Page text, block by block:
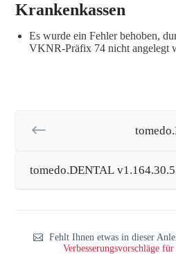
Krankenkassen
Es wurde ein Fehler behoben,
VKNR-Präfix 74 nicht angelegt
tomedo.DENTAL v1.164.30.5
Fehlt Ihnen etwas in dieser
Verbesserungsvorschläge